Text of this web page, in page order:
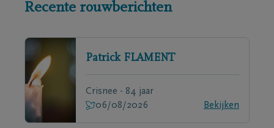
Recente rouwberichten
Patrick FLAMENT
Crisnee - 84 jaar
06/08/2026
Bekijken